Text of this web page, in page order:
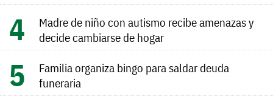
Madre de niño con autismo recibe amenazas y
decide cambiarse de hogar
Familia organiza bingo para saldar deuda
funeraria